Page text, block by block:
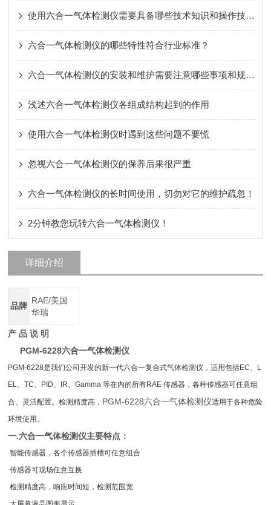
使用六合一气体检测仪需要具备哪些技术知识和操作技巧？
六合一气体检测仪的哪些特性符合行业标准？
六合一气体检测仪的安装和维护需要注意哪些事项和规范？
浅述六合一气体检测仪各组成结构起到的作用
使用六合一气体检测仪时遇到这些问题不要慌
忽视六合一气体检测仪的保养后果很严重
六合一气体检测仪的长时间使用，切勿对它的维护疏忽！
2分钟教您玩转六合一气体检测仪！
详细介绍
品牌
RAE/美国
华瑞
产 品 说 明
PGM-6228六合一气体检测仪
PGM-6228是我们公司开发的新一代六合一复合式气体检测仪，适用包括EC、L
EL、TC、PID、IR、Gamma 等在内的所有RAE 传感器，各种传感器可任意组
合、灵活配置。检测精度高， PGM-6228六合一气体检测仪适用于各种危险
环境使用。
一.六合一气体检测仪主要特点：
智能传感器，各个传感器插槽可任意组合
传感器可现场任意互换
检测精度高，响应时间短，检测范围宽